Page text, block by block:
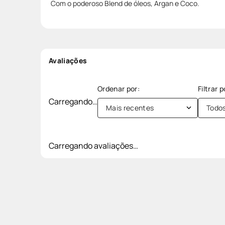
Com o poderoso Blend de óleos, Argan e Coco.
Avaliações
Carregando…
Mais recentes
Carregando avaliações…